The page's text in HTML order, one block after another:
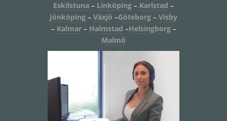
Eskilstuna – Linköping – Karlstad –
Jönköping – Växjö –Göteborg – Visby
– Kalmar– Halmstad –Helsingborg–
Malmö